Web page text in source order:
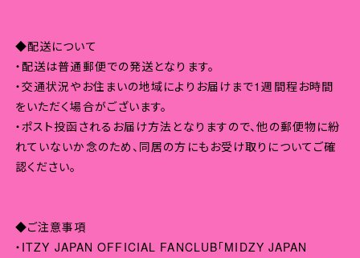
◆配送について
・配送は普通郵便での発送となります。
・交通状況やお住まいの地域によりお届けまで1週間程お時間
をいただく場合がございます。
・ポスト投函されるお届け方法となりますので、他の郵便物に紛
れていないか念のため、同居の方にもお受け取りについてご確
認ください。
◆ご注意事項
・ITZY JAPAN OFFICIAL FANCLUB「MIDZY JAPAN